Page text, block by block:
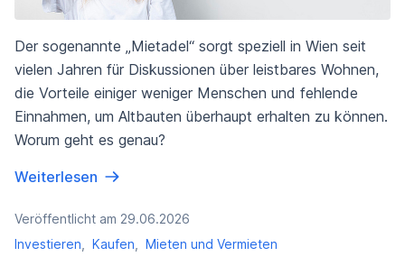
Der sogenannte „Mietadel“ sorgt speziell in Wien seit
vielen Jahren für Diskussionen über leistbares Wohnen,
die Vorteile einiger weniger Menschen und fehlende
Einnahmen, um Altbauten überhaupt erhalten zu können.
Worum geht es genau?
Weiterlesen
Veröffentlicht am 29.06.2026
Investieren
Kaufen Mieten und Vermieten